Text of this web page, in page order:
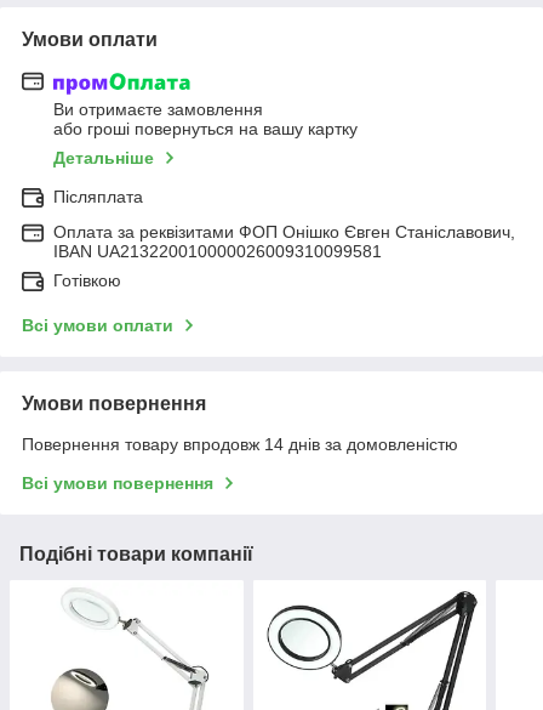
Умови оплати
Ви отримаєте замовлення
або гроші повернуться на вашу картку
Детальніше
Післяплата
Оплата за реквізитами ФОП Онішко Євген Станіславович,
IBAN UA213220010000026009310099581
Готівкою
Всі умови оплати
Умови повернення
Повернення товару впродовж 14 днів за домовленістю
Всі умови повернення
Подібні товари компанії